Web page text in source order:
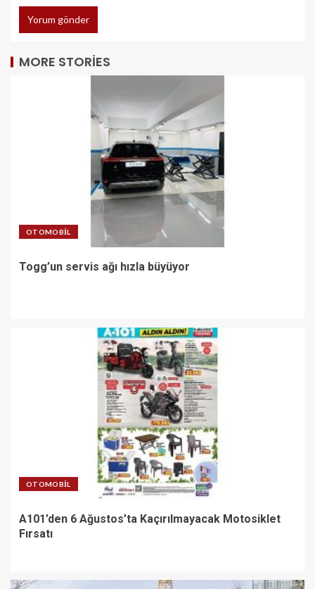
MORE STORIES
OTOMOBIL
Togg’un servis ağı hızla büyüyor
OTOMOBIL
A101’den 6 Ağustos’ta Kaçırılmayacak Motosiklet
Fırsatı